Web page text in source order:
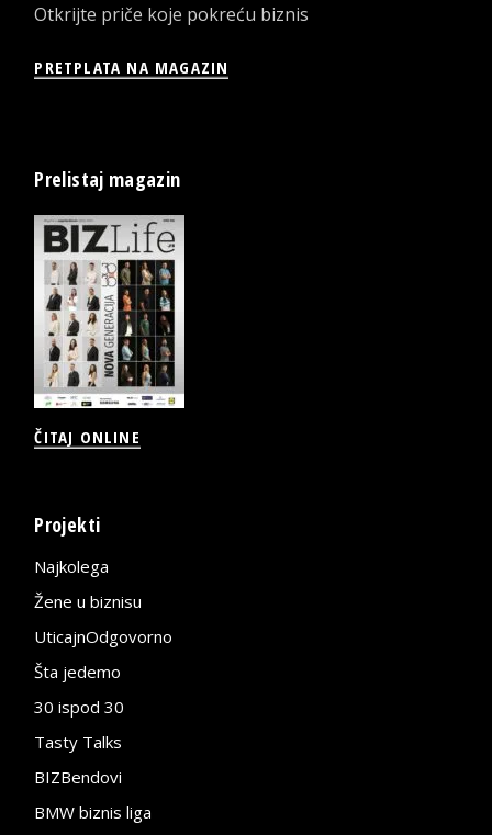
Otkrijte priče koje pokreću biznis
PRETPLATA NA MAGAZIN
Prelistaj magazin
ČITAJ ONLINE
Projekti
Najkolega
Žene u biznisu
UticajnOdgovorno
Šta jedemo
30 ispod 30
Tasty Talks
BIZBendovi
BMW biznis liga